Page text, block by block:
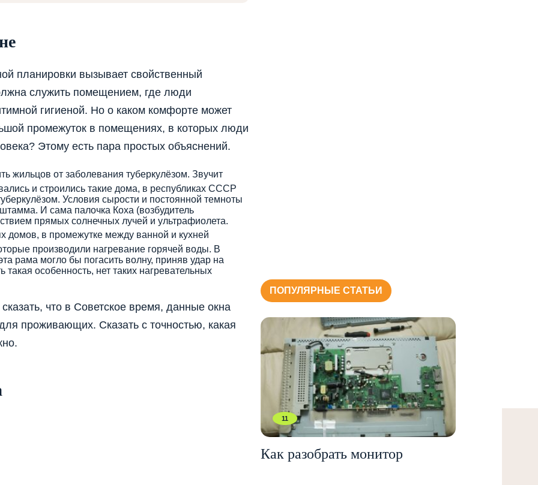
планировки вызывает свойственный
служить помещением, где люди
гигиеной. Но о каком комфорте может
промежуток в помещениях, в которых люди
Этому есть пара простых объяснений.
жильцов от заболевания туберкулёзом. Звучит
и строились такие дома, в республиках СССР
Условия сырости и постоянной темноты
И сама палочка Коха (возбудитель
прямых солнечных лучей и ультрафиолета.
домов, в промежутке между ванной и кухней
производили нагревание горячей воды. В
рама могло бы погасить волну, приняв удар на
особенность, нет таких нагревательных
что в Советское время, данные окна
проживающих. Сказать с точностью, какая
ПОПУЛЯРНЫЕ СТАТЬИ
11
Как разобрать монитор